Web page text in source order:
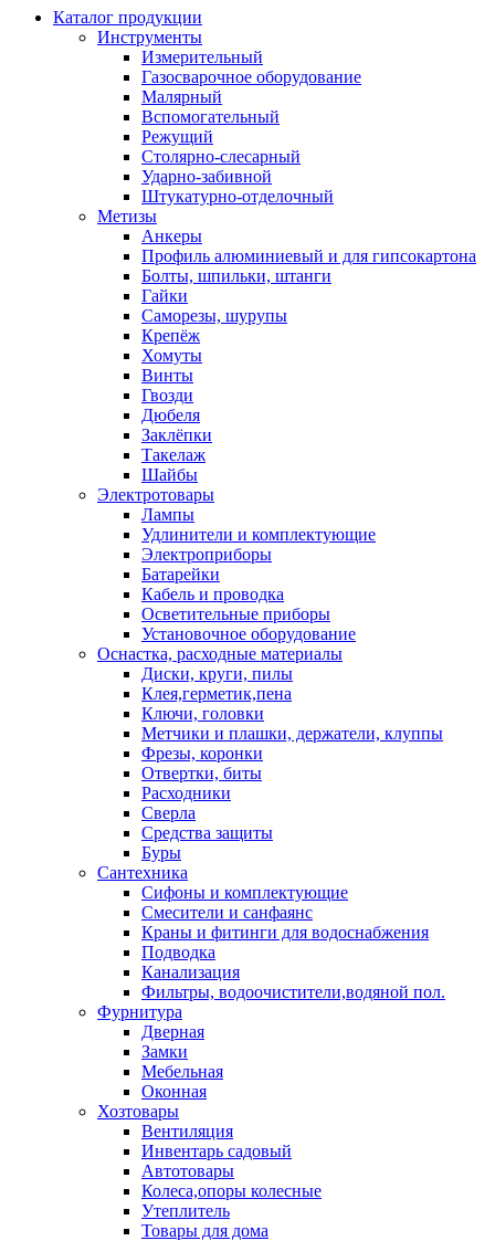
Каталог продукции
Инструменты
Измерительный
Газосварочное оборудование
Малярный
Вспомогательный
Режущий
Столярно-слесарный
Ударно-забивной
Штукатурно-отделочный
Метизы
Анкеры
Профиль алюминиевый и для гипсокартона
Болты, шпильки, штанги
Гайки
Саморезы, шурупы
Крепёж
Хомуты
Винты
Гвозди
Дюбеля
Заклёпки
Такелаж
Шайбы
Электротовары
Лампы
Удлинители и комплектующие
Электроприборы
Батарейки
Кабель и проводка
Осветительные приборы
Установочное оборудование
Оснастка, расходные материалы
Диски, круги, пилы
Клея,герметик,пена
Ключи, головки
Метчики и плашки, держатели, клуппы
Фрезы, коронки
Отвертки, биты
Расходники
Сверла
Средства защиты
Буры
Сантехника
Сифоны и комплектующие
Смесители и санфаянс
Краны и фитинги для водоснабжения
Подводка
Канализация
Фильтры, водоочистители,водяной пол.
Фурнитура
Дверная
Замки
Мебельная
Оконная
Хозтовары
Вентиляция
Инвентарь садовый
Автотовары
Колеса,опоры колесные
Утеплитель
Товары для дома